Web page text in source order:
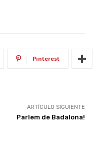
Pinterest
ARTÍCULO SIGUIENTE
Parlem de Badalona!